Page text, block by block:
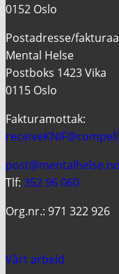
0152 Oslo
Postadresse/
Mental Helse
Postboks 1423 Vika
0115 Oslo
Fakturamottak:
post@mentalhelse.no
Tlf: 352 96 060
Org.nr.: 971 322 926
Vårt arbeid